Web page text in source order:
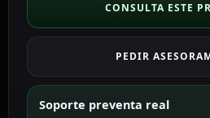
ACC-
W
CONSULTA ESTE
PEDIR
Soporte preventa real